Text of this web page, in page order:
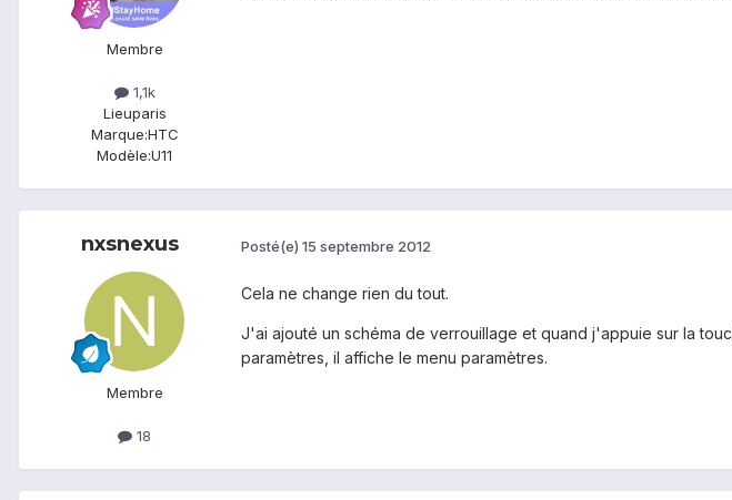
Membre
1,1k
Lieuparis
Marque:HTC
Modèle:U11
nxsnexus
Membre
18
Posté(e) 15 septembre 2012
Cela ne change rien du tout.
J'ai ajouté un schéma de verrouillage et quand j'appuie sur la
paramètres, il affiche le menu paramètres.